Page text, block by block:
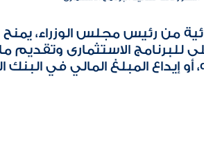
من رئيس مجلس الوزراء،
للبرنامج الاستثمارى وتقديم
أو إيداع المبلغ المالي في